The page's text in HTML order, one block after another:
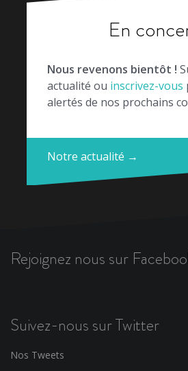
En
Nous revenons bientôt !
actualité ou inscrivez-vous
alertés de nos prochains
Notre actualité →
Rejoignez nous sur
Suivez-nous sur Twitter
Nos Tweets